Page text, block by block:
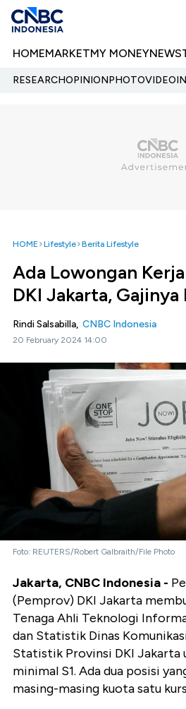
HOMEMARKETMY MONEYNEWS
RESEARCHOPINIONPHOTOVIDEO
HOME Lifestyle Berita Lifestyle
Ada Lowongan
DKI Jakarta, Gajinya
Rindi Salsabilla, CNBC Indonesia
20 February 2024 14:00
Foto: REUTERS/Robert Galbraith/File Photo
Jakarta, CNBC Indonesia -
(Pemprov) DKI Jakarta
Tenaga Ahli Teknologi
dan Statistik Dinas
Statistik Provinsi DKI Jakarta
minimal S1. Ada dua posisi
masing-masing kuota satu